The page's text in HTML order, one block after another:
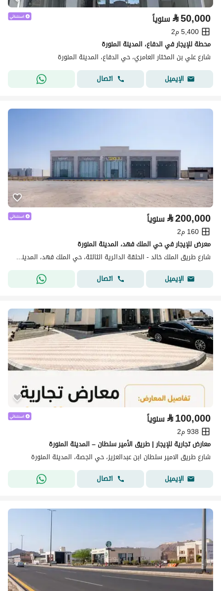
⃁50,000 سنوياً
5,400 م2
محطة للإيجار في الدفاع، المدينة المنورة
شارع علي بن المختار العامري، حي الدفاع، المدينة المنورة
الإيميل
اتصال
⃁200,000 سنوياً
160 م2
معرض للإيجار في حي الملك فهد، المدينة المنورة
شارع طريق الملك خالد - الحلقة الدائرية الثالثة، حي الملك فهد، المدينة المنورة
الإيميل
اتصال
⃁100,000 سنوياً
938 م2
معارض تجارية للإيجار | طريق الأمير سلطان – المدينة المنورة
شارع طريق الامير سلطان ابن عبدالعزيز، حي الجصة، المدينة المنورة
الإيميل
اتصال